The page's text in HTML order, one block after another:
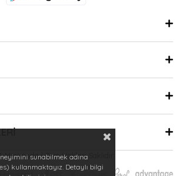
| Tüm Hakları Saklıdır.
sunabilmek adına
kullanmaktayız. Detaylı bilgi